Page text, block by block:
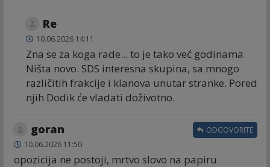
Re
10.06.2026 14:11
Zna se za koga rade... to je tako već godinama.
Ništa novo. SDS interesna skupina, sa mnogo
različitih frakcije i klanova unutar stranke. Pored
njih Dodik će vladati doživotno.
goran
10.06.2026 11:50
opozicija ne postoji, mrtvo slovo na papiru
ODGOVORITE